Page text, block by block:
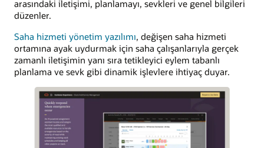
arasındaki iletişimi, planlamayı, sevkleri ve genel bilgileri
düzenler.
Saha hizmeti yönetim yazılımı, değişen saha hizmeti
ortamına ayak uydurmak için saha çalışanlarıyla gerçek
zamanlı iletişimin yanı sıra tetikleyici eylem tabanlı
planlama ve sevk gibi dinamik işlevlere ihtiyaç duyar.